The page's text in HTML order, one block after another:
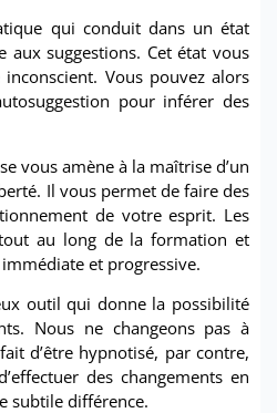
qui conduit dans un état
aux suggestions. Cet état vous
Vous pouvez alors
pour inférer des
vous amène à la maîtrise d’un
Il vous permet de faire des
de votre esprit. Les
au long de la formation et
et progressive.
outil qui donne la possibilité
Nous ne changeons pas à
d’être hypnotisé, par contre,
des changements en
subtile différence.